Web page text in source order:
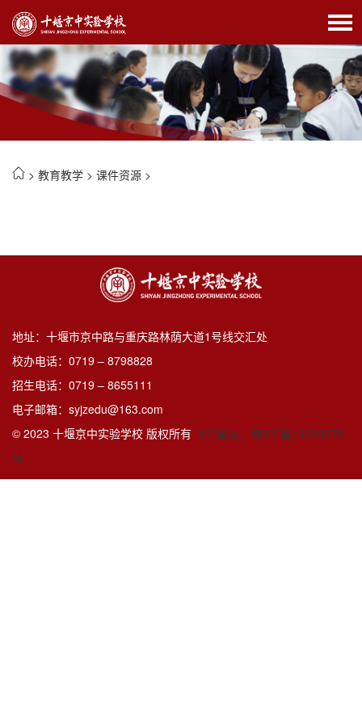
> 教育教学 > 课件资源 >
地址：十堰市京中路与重庆路林荫大道1号线交汇处
校办电话：0719 – 8798828
招生电话：0719 – 8655111
电子邮箱：syjzedu@163.com
© 2023 十堰京中实验学校 版权所有 ICP备案：鄂ICP备19023678
号